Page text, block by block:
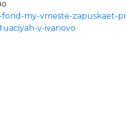
my-vmeste-zapuskaet-
v-ivanovo